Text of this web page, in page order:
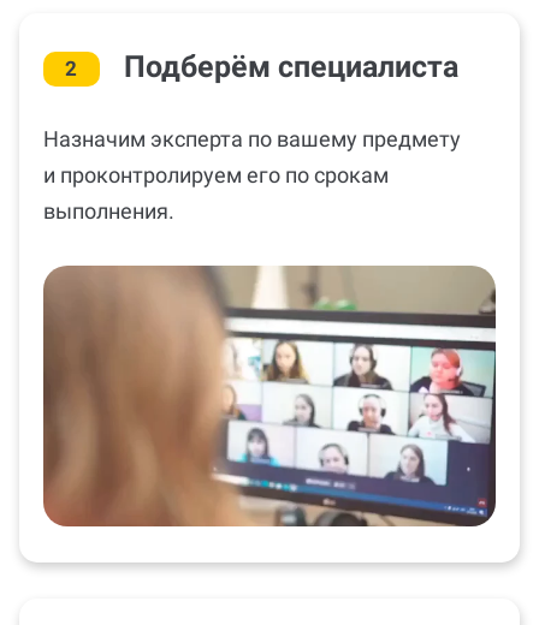
2 Подберём специалиста
Назначим эксперта по вашему предмету
и проконтролируем его по срокам
выполнения.